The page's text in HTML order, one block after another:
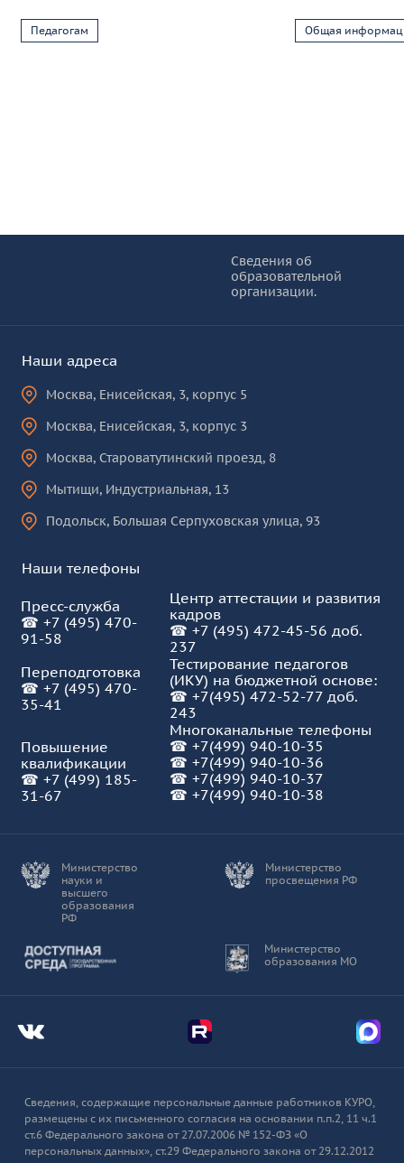
Педагогам Общая
Сведения об
образовательной
организации.
Наши адреса
Москва, Енисейская, 3, корпус 5
Москва, Енисейская, 3, корпус 3
Москва, Староватутинский проезд, 8
Мытищи, Индустриальная, 13
Подольск, Большая Серпуховская улица, 93
Наши телефоны
Пресс-служба
☎ +7 (495) 470-
91-58
Центр аттестации и развития
кадров
☎ +7 (495) 472-45-56 доб.
237
Переподготовка
☎ +7 (495) 470-
35-41
Тестирование педагогов
(ИКУ) на бюджетной основе:
☎ +7(495) 472-52-77 доб.
243
Многоканальные телефоны
☎ +7(499) 940-10-35
☎ +7(499) 940-10-36
☎ +7(499) 940-10-37
☎ +7(499) 940-10-38
Повышение
квалификации
☎ +7 (499) 185-
31-67
Министерство
науки и
высшего
образования
РФ
Министерство
просвещения РФ
Министерство
образования МО
Доступная среда
Мы во Вконтакте Мы в Telegram Мы в
Сведения, содержащие персональные данные работников КУРО,
размещены с их письменного согласия на основании п.п.2, 11 ч.1
ст.6 Федерального закона от 27.07.2006 № 152-ФЗ «О
персональных данных», ст.29 Федерального закона от 29.12.2012